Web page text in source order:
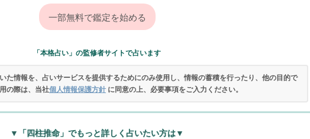
「本格占い」の監修者サイトで占います
た情報を、占いサービスを提供するためにのみ使用し、情報の蓄積を行ったり、他の目的で
の際は、当社個人情報保護方針 に同意の上、必要事項をご入力ください。
▼「四柱推命」でもっと詳しく占いたい方は▼